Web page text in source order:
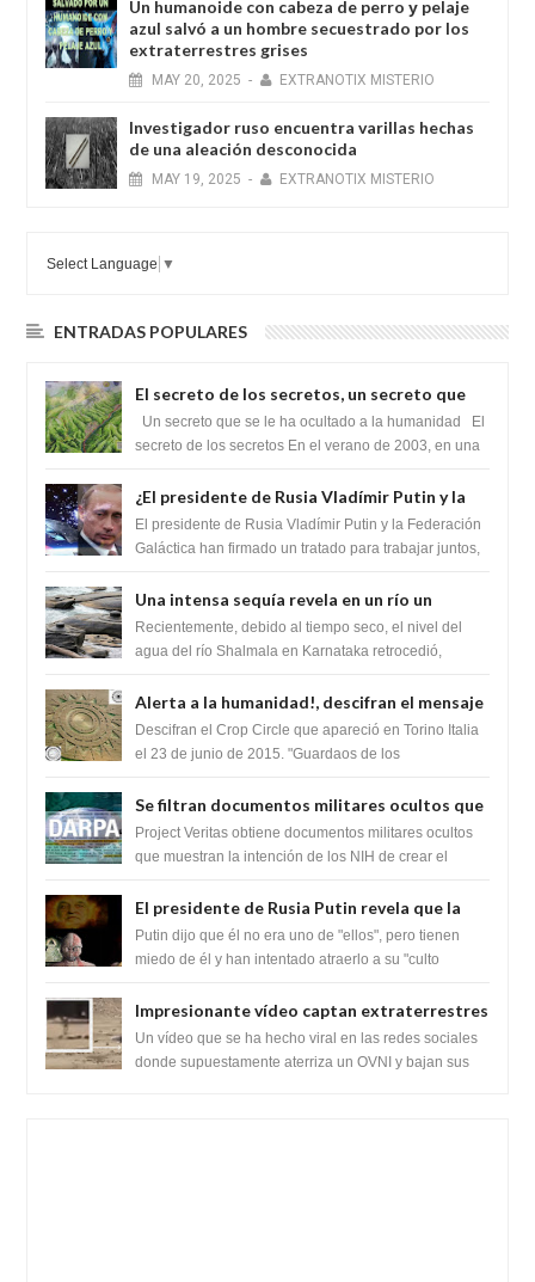
Un humanoide con cabeza de perro у pelaje
azul salvó a un hombre secuestrado por los
extraterrestres grises
MAY 20, 2025 - EXTRANOTIX MISTERIO
Investigador ruso encuentra varillas hechas
de una aleación desconocida
MAY 19, 2025 - EXTRANOTIX MISTERIO
Select Language ▼
ENTRADAS POPULARES
El secreto de los secretos, un secreto que
cambiaría por completo el destino de la
humanidad
Un secreto que se le ha ocultado a la humanidad El
secreto de los secretos En el verano de 2003, en una
¿El presidente de Rusia Vladímir Putin y la
Federación Galactica han firmado un
tratado para acabar con los Sionistas?
El presidente de Rusia Vladímir Putin y la Federación
Galáctica han firmado un tratado para trabajar juntos,
Una intensa sequía revela en un río un
impresionante hallazgo de miles de Shiva
Lingas
Recientemente, debido al tiempo seco, el nivel del
agua del río Shalmala en Karnataka retrocedió,
Alerta a la humanidad!, descifran el mensaje
del Crop Circle de Torino ,Italia
Descifran el Crop Circle que apareció en Torino Italia
el 23 de junio de 2015. "Guardaos de los
Se filtran documentos militares ocultos que
muestran la intención de los NIH de crear el
SARS-CoV-2, utilizando la investigación de
Project Veritas obtiene documentos militares ocultos
que muestran la intención de los NIH de crear el
El presidente de Rusia Putin revela que la
clase dominante en el mundo son los
híbridos reptiles
Putin dijo que él no era uno de "ellos", pero tienen
miedo de él y han intentado atraerlo a su "culto
Impresionante vídeo captan extraterrestres
bajando de un OVNI en Arabia Saudita
Un vídeo que se ha hecho viral en las redes sociales
donde supuestamente aterriza un OVNI y bajan sus